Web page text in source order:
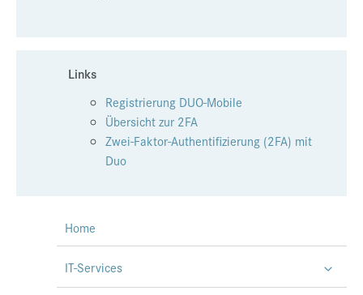
Links
Registrierung DUO-Mobile
Übersicht zur 2FA
Zwei-Faktor-Authentifizierung (2FA) mit
Duo
Home
IT-Services